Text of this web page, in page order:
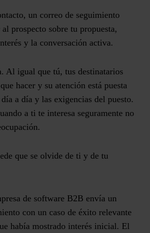
un correo de seguimiento
al prospecto sobre tu propuesta,
y la conversación activa.
Al igual que tú, tus destinatarios
hacer y su atención está puesta
a día y las exigencias del puesto.
a ti te interesa seguramente no
que se olvide de ti y de tu
de software B2B envía un
con un caso de éxito relevante
había mostrado interés inicial. El